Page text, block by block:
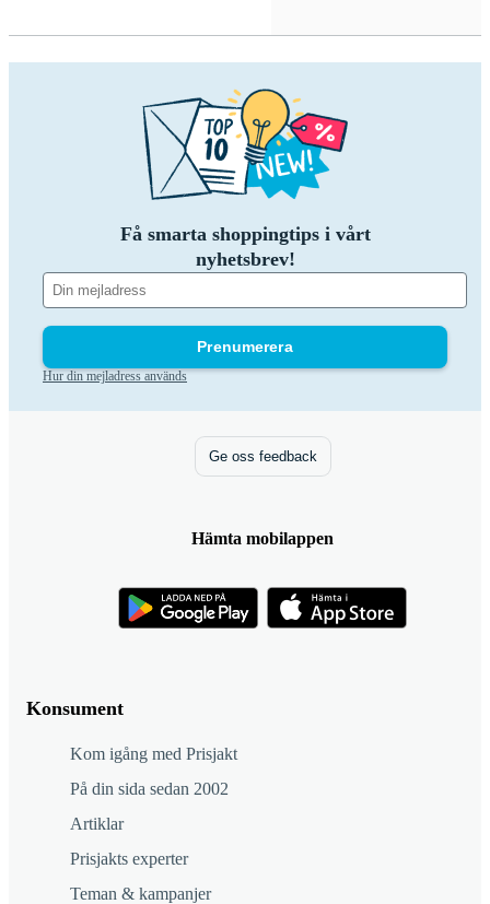
Få smarta shoppingtips i vårt
nyhetsbrev!
Prenumerera
Hur din mejladress används
Konsument
Kom igång med Prisjakt
På din sida sedan 2002
Artiklar
Prisjakts experter
Teman & kampanjer
Ge oss feedback
Hämta mobilappen